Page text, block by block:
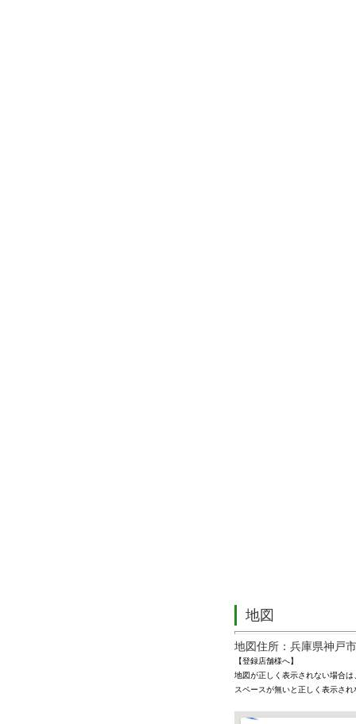
地図
地図住所：兵庫県神戸
【登録店舗様へ】
地図が正しく表示されない場合
スペースが無いと正しく表示さ